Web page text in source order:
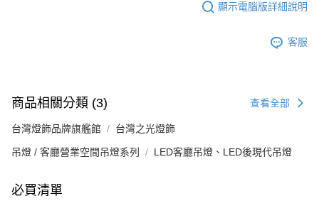
顯示電腦版詳細說明
客服
商品相關分類 (3) 查看全部
台灣燈飾品牌旗艦館 台灣之光燈飾
吊燈 / 客廳營業空間吊燈系列 LED客廳吊燈、LED後現代吊燈
必買清單